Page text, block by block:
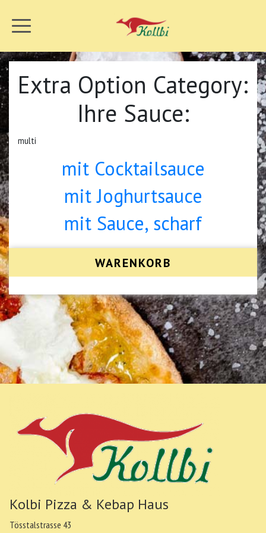
Extra Option Category:
Ihre Sauce:
multi
mit Cocktailsauce
mit Joghurtsauce
mit Sauce, scharf
WARENKORB
Kolbi Pizza & Kebap Haus
Tösstalstrasse 43